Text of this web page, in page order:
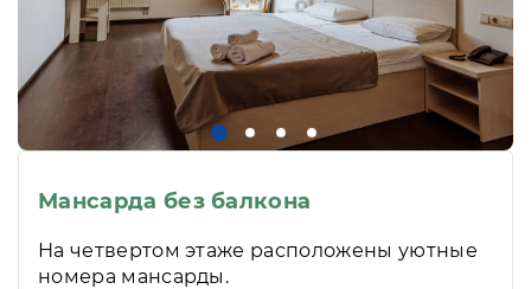
Мансарда без балкона
На четвертом этаже расположены уютные
номера мансарды.